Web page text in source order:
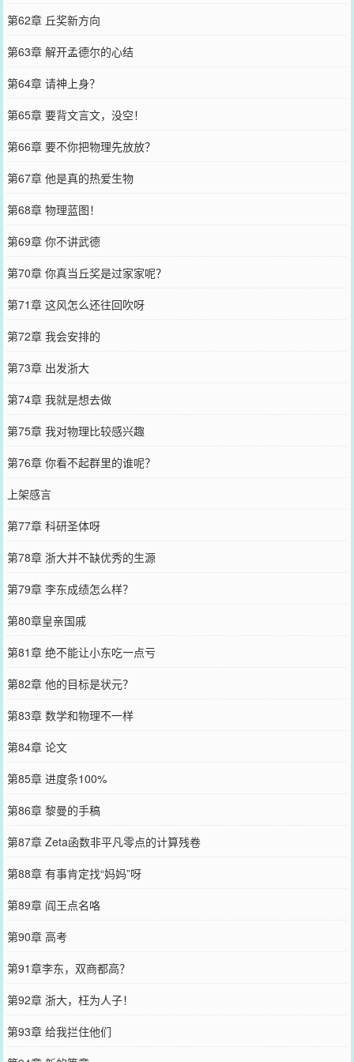
第62章 丘奖新方向
第63章 解开孟德尔的心结
第64章 请神上身？
第65章 要背文言文，没空！
第66章 要不你把物理先放放？
第67章 他是真的热爱生物
第68章 物理蓝图！
第69章 你不讲武德
第70章 你真当丘奖是过家家呢？
第71章 这风怎么还往回吹呀
第72章 我会安排的
第73章 出发浙大
第74章 我就是想去做
第75章 我对物理比较感兴趣
第76章 你看不起群里的谁呢？
上架感言
第77章 科研圣体呀
第78章 浙大并不缺优秀的生源
第79章 李东成绩怎么样？
第80章皇亲国戚
第81章 绝不能让小东吃一点亏
第82章 他的目标是状元？
第83章 数学和物理不一样
第84章 论文
第85章 进度条100%
第86章 黎曼的手稿
第87章 Zeta函数非平凡零点的计算残卷
第88章 有事肯定找“妈妈”呀
第89章 阎王点名咯
第90章 高考
第91章李东，双商都高？
第92章 浙大，枉为人子！
第93章 给我拦住他们